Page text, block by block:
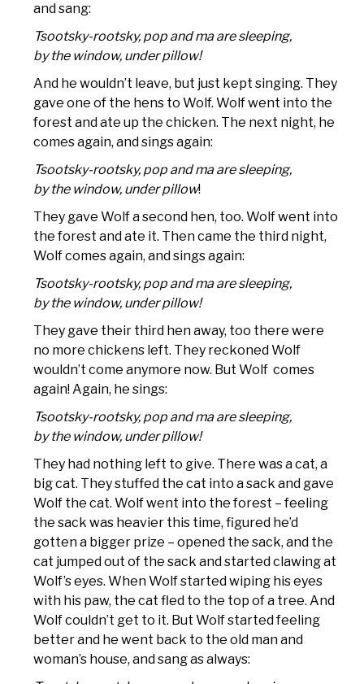
and sang:
Tsootsky-rootsky, pop and ma are sleeping,
by the window, under pillow!
And he wouldn’t leave, but just kept singing. They
gave one of the hens to Wolf. Wolf went into the
forest and ate up the chicken. The next night, he
comes again, and sings again:
Tsootsky-rootsky, pop and ma are sleeping,
by the window, under pillow!
They gave Wolf a second hen, too. Wolf went into
the forest and ate it. Then came the third night,
Wolf comes again, and sings again:
Tsootsky-rootsky, pop and ma are sleeping,
by the window, under pillow!
They gave their third hen away, too there were
no more chickens left. They reckoned Wolf
wouldn’t come anymore now. But Wolf comes
again! Again, he sings:
Tsootsky-rootsky, pop and ma are sleeping,
by the window, under pillow!
They had nothing left to give. There was a cat, a
big cat. They stuffed the cat into a sack and gave
Wolf the cat. Wolf went into the forest – feeling
the sack was heavier this time, figured he’d
gotten a bigger prize – opened the sack, and the
cat jumped out of the sack and started clawing at
Wolf’s eyes. When Wolf started wiping his eyes
with his paw, the cat fled to the top of a tree. And
Wolf couldn’t get to it. But Wolf started feeling
better and he went back to the old man and
woman’s house, and sang as always: